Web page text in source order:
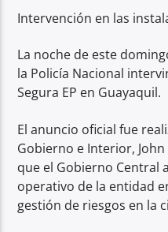
Intervención en las
La noche de este
la Policía Nacional
Segura EP en Guayaquil.
El anuncio oficial fue
Gobierno e Interior,
que el Gobierno Central
operativo de la entidad
gestión de riesgos en la